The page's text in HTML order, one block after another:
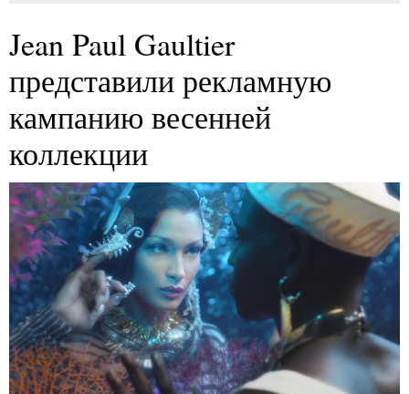
Jean Paul Gaultier
представили рекламную
кампанию весенней
коллекции